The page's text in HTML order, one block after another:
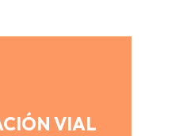
VIAL